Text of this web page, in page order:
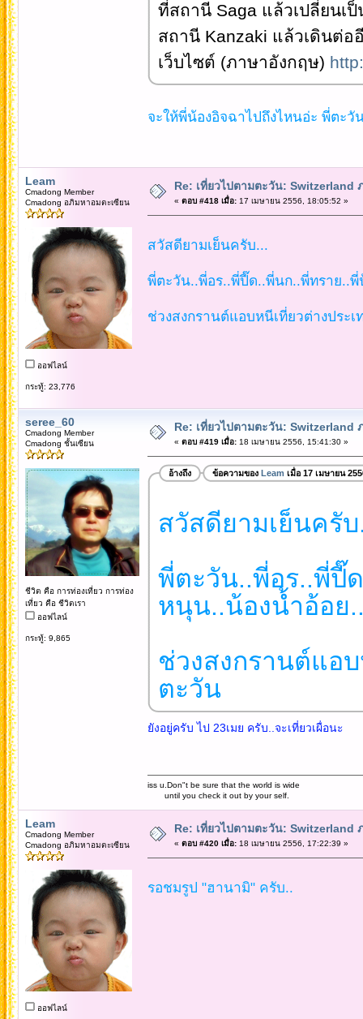
ที่สถานี Saga แล้วเปลี่ยนเ
สถานี Kanzaki แล้วเดินต่อ
เว็บไซต์ (ภาษาอังกฤษ)
จะให้พี่น้องอิจฉาไปถึงไหนอ่ะ พี่ตะวั
Leam
Cmadong Member
Cmadong อภิมหาอมตะเซียน
ออฟไลน์
กระทู้: 23,776
Re: เที่ยวไปตามตะวัน: Switzerland
« ตอบ #418 เมื่อ:17 เมษายน 2556, 18:05:52 »
สวัสดียามเย็นครับ...
พี่ตะวัน..พี่อร..พี่ปี๊ด..พี่นก..พี่ทราย..
ช่วงสงกรานต์แอบหนีเที่ยวต่างประ
seree_60
Cmadong Member
Cmadong ชั้นเซียน
ชีวิต คือ การท่องเที่ยว การท่อง
เที่ยว คือ ชีวิตเรา
ออฟไลน์
กระทู้: 9,865
Re: เที่ยวไปตามตะวัน: Switzerland
« ตอบ #419 เมื่อ:18 เมษายน 2556, 15:41:30 »
อ้างถึง ข้อความของ Leam เมื่อ 17 เมษายน
สวัสดียามเย็นครั
พี่ตะวัน..พี่อร..พี่ปี๊
หนุน..น้องน้ำอ้อย
ช่วงสงกรานต์แอ
ตะวัน
ยังอยู่ครับ ไป 23เมย ครับ..จะเที่ยวเผื่อนะ
iss u.Don"t be sure that the world is wide
until you check it out by your self.
Leam
Cmadong Member
Cmadong อภิมหาอมตะเซียน
ออฟไลน์
Re: เที่ยวไปตามตะวัน: Switzerland
« ตอบ #420 เมื่อ:18 เมษายน 2556, 17:22:39 »
รอชมรูป "ฮานามิ" ครับ..